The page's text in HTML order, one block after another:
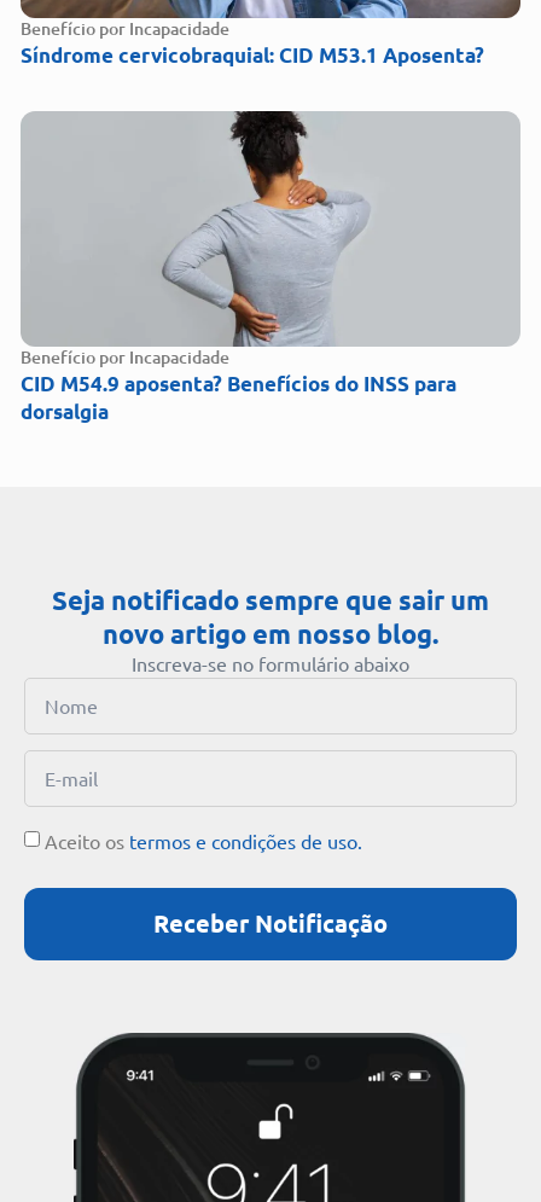
Benefício por Incapacidade
Síndrome cervicobraquial: CID M53.1 Aposenta?
Benefício por Incapacidade
CID M54.9 aposenta? Benefícios do INSS para
dorsalgia
Seja notificado sempre que sair um
novo artigo em nosso blog.
Inscreva-se no formulário abaixo
Aceito os termos e condições de uso.
Receber Notificação